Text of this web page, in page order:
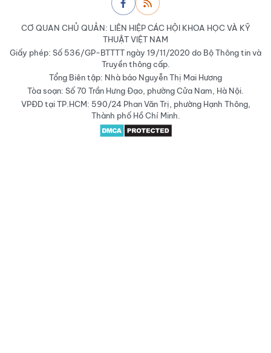
CƠ QUAN CHỦ QUẢN: LIÊN HIỆP CÁC HỘI KHOA HỌC VÀ KỸ
THUẬT VIỆT NAM
Giấy phép: Số 536/GP-BTTTT ngày 19/11/2020 do Bộ Thông tin và
Truyền thông cấp.
Tổng Biên tập: Nhà báo Nguyễn Thị Mai Hương
Tòa soạn: Số 70 Trần Hưng Đạo, phường Cửa Nam, Hà Nội.
VPĐD tại TP.HCM: 590/24 Phan Văn Trị, phường Hạnh Thông,
Thành phố Hồ Chí Minh.